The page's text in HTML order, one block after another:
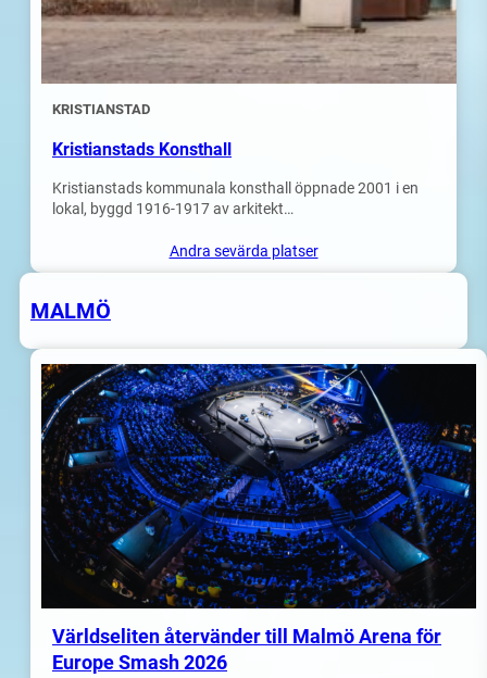
KRISTIANSTAD
Kristianstads Konsthall
Kristianstads kommunala konsthall öppnade 2001 i en
lokal, byggd 1916-1917 av arkitekt…
Andra sevärda platser
MALMÖ
Världseliten återvänder till Malmö Arena för
Europe Smash 2026